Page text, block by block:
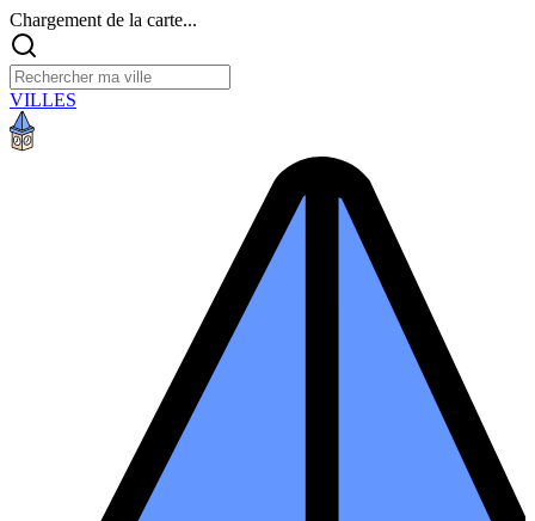
Chargement de la carte...
VILLES